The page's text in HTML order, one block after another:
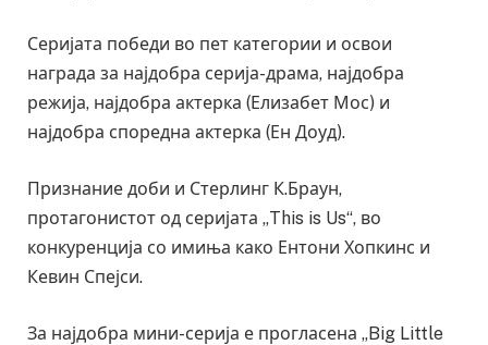
Серијата победи во пет категории и освои
награда за најдобра серија-драма, најдобра
режија, најдобра актерка (Елизабет Мос) и
најдобра споредна актерка (Ен Доуд).
Признание доби и Стерлинг К.Браун,
протагонистот од серијата „This is Us“, во
конкуренција со имиња како Ентони Хопкинс и
Кевин Спејси.
За најдобра мини-серија е прогласена „Big Little